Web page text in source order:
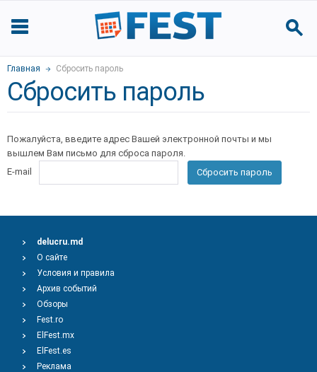
Главная Сбросить пароль
Сбросить пароль
Пожалуйста, введите адрес Вашей электронной почты и мы
вышлем Вам письмо для сброса пароля.
E-mail
Сбросить пароль
delucru.md
О сайте
Условия и правила
Архив событий
Обзоры
Fest.ro
ElFest.mx
ElFest.es
Реклама